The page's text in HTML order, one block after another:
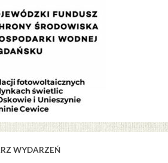
WYDARZEŃ